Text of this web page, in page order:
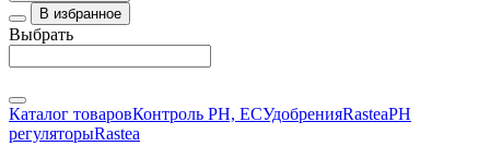
В избранное
Выбрать
Каталог товаровКонтроль PH, ECУдобренияRasteaPH
регуляторыRastea